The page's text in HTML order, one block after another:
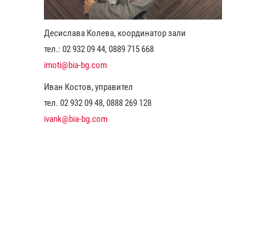
Десислава Колева, координатор зали
тел.: 02 932 09 44, 0889 715 668
imoti@bia-bg.com
Иван Костов, управител
тел. 02 932 09 48, 0888 269 128
ivank@bia-bg.com